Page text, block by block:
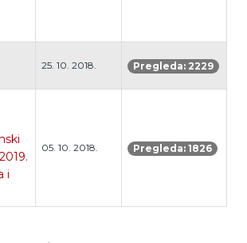
25. 10. 2018. Pregleda: 2229
i
05. 10. 2018. Pregleda: 1826